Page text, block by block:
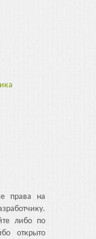
права на
либо по
открыто